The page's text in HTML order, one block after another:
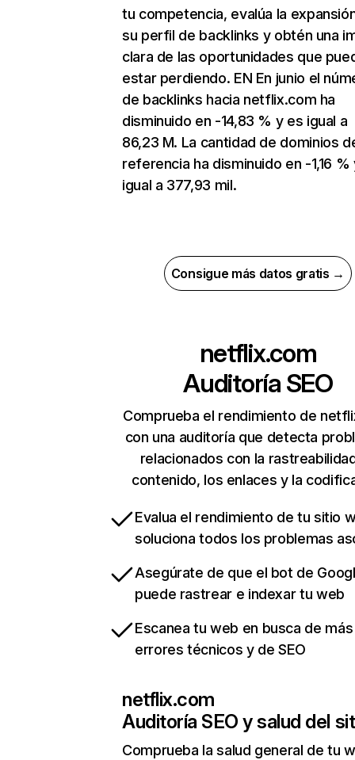
tu competencia, evalúa la
su perfil de backlinks y obtén una
clara de las oportunidades que
estar perdiendo. EN En junio el
de backlinks hacia netflix.com ha
disminuido en -14,83 % y es igual a
86,23 M. La cantidad de dominios
referencia ha disminuido en -1,16 %
igual a 377,93 mil.
Consigue más datos gratis →
netflix.com
Auditoría SEO
Comprueba el rendimiento de
con una auditoría que detecta
relacionados con la
contenido, los enlaces y la
Evalua el rendimiento de tu sitio
soluciona todos los problemas
Asegúrate de que el bot de
puede rastrear e indexar tu web
Escanea tu web en busca de
errores técnicos y de SEO
netflix.com
Auditoría SEO y salud del
Comprueba la salud general de tu